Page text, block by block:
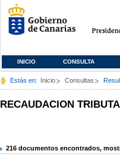
INICIO CONSULTA
Estás en: Inicio Consultas
RECAUDACION
216 documentos encontrados,